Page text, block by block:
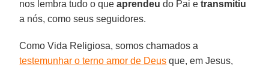
nos lembra tudo o queaprendeu do Pai etransmitiu
a nós, como seus seguidores.
Como Vida Religiosa, somos chamados a
testemunhar o terno amor de Deus que, em Jesus,